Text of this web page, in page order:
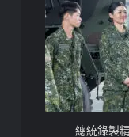
總統錄製